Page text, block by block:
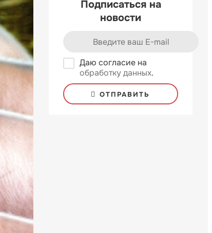
Подписаться на
новости
Даю согласие на
обработку данных.
ОТПРАВИТЬ